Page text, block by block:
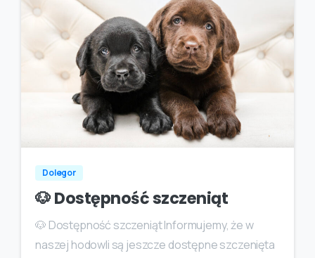
Dolegor
🐶 Dostępność szczeniąt
🐶 Dostępność szczeniąt Informujemy, że w
naszej hodowli są jeszcze dostępne szczenięta